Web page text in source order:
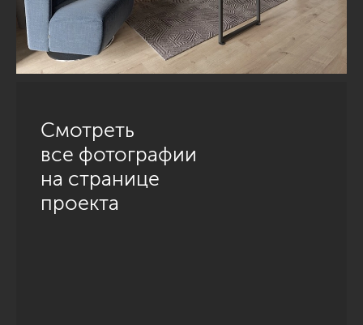
Смотреть
все фотографии
на странице
проекта